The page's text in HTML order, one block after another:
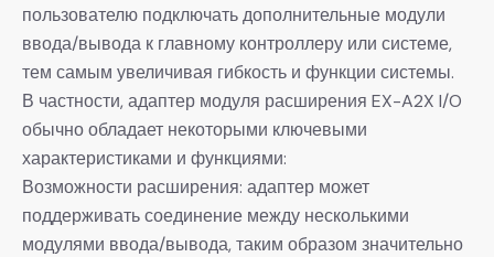
пользователю подключать дополнительные модули
ввода/вывода к главному контроллеру или системе,
тем самым увеличивая гибкость и функции системы.
В частности, адаптер модуля расширения EX-A2X I/O
обычно обладает некоторыми ключевыми
характеристиками и функциями:
Возможности расширения: адаптер может
поддерживать соединение между несколькими
модулями ввода/вывода, таким образом значительно